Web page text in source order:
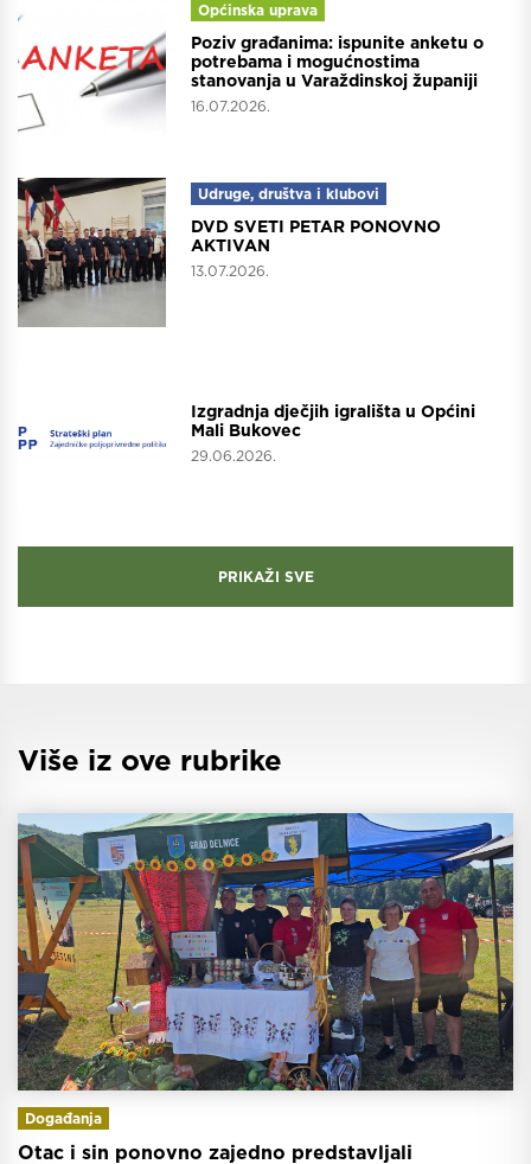
Općinska uprava
Poziv građanima: ispunite anketu o
potrebama i mogućnostima
stanovanja u Varaždinskoj županiji
16.07.2026.
Udruge, društva i klubovi
DVD SVETI PETAR PONOVNO
AKTIVAN
13.07.2026.
Izgradnja dječjih igrališta u Općini
Mali Bukovec
29.06.2026.
PRIKAŽI SVE
Više iz ove rubrike
Događanja
Otac i sin ponovno zajedno predstavljali